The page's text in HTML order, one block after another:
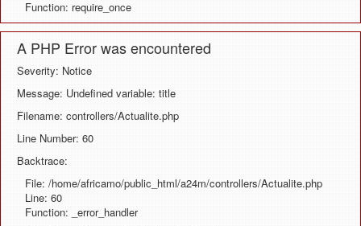
Function: require_once
A PHP Error was encountered
Severity: Notice
Message: Undefined variable: title
Filename: controllers/Actualite.php
Line Number: 60
Backtrace:
File: /home/africamo/public_html/a24m/controllers/Actualite.php
Line: 60
Function: _error_handler